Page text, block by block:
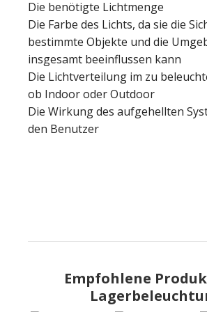
Die benötigte Lichtmenge
Die Farbe des Lichts, da sie die
bestimmte Objekte und die
insgesamt beeinflussen kann
Die Lichtverteilung im zu
ob Indoor oder Outdoor
Die Wirkung des aufgehellten
den Benutzer
Empfohlene